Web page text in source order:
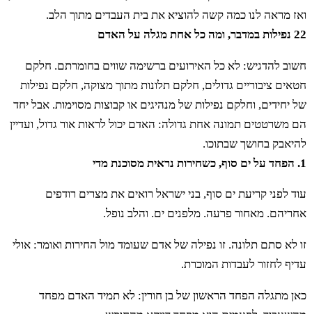
ואז מראה לנו כמה קשה להוציא את בית העבדים מתוך הלב.
22 נפילות במדבר, ומה כל אחת מגלה על האדם
חשוב להדגיש: לא כל האירועים ברשימה שווים בחומרתם. חלקם
חטאים ציבוריים גדולים, חלקם תלונות מתוך מצוקה, חלקם נפילות
של יחידים, וחלקם נפילות של מנהיגים או קבוצות מסוימות. אבל יחד
הם משרטטים תמונה אחת גדולה: האדם יכול לראות אור גדול, ועדיין
להיאבק בחושך שבתוכו.
1. הפחד על ים סוף, כשחירות נראית מסוכנת מדי
עוד לפני קריעת ים סוף, בני ישראל רואים את מצרים רודפים
אחריהם. מאחור פרעה. מלפנים ים. והלב נופל.
זו לא סתם תלונה. זו נפילה של אדם שעומד מול החירות ואומר: אולי
עדיף לחזור לעבדות המוכרת.
כאן מתגלה הפחד הראשון של בן חורין: לא תמיד האדם מפחד